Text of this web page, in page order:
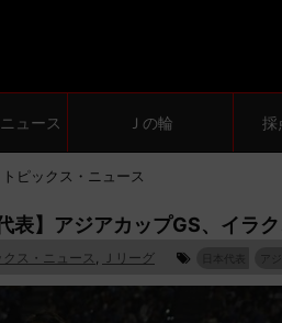
ュース Ｊの輪 採
トピックス・ニュース
表】アジアカップGS、イラ
クス・ニュース , Ｊリーグ